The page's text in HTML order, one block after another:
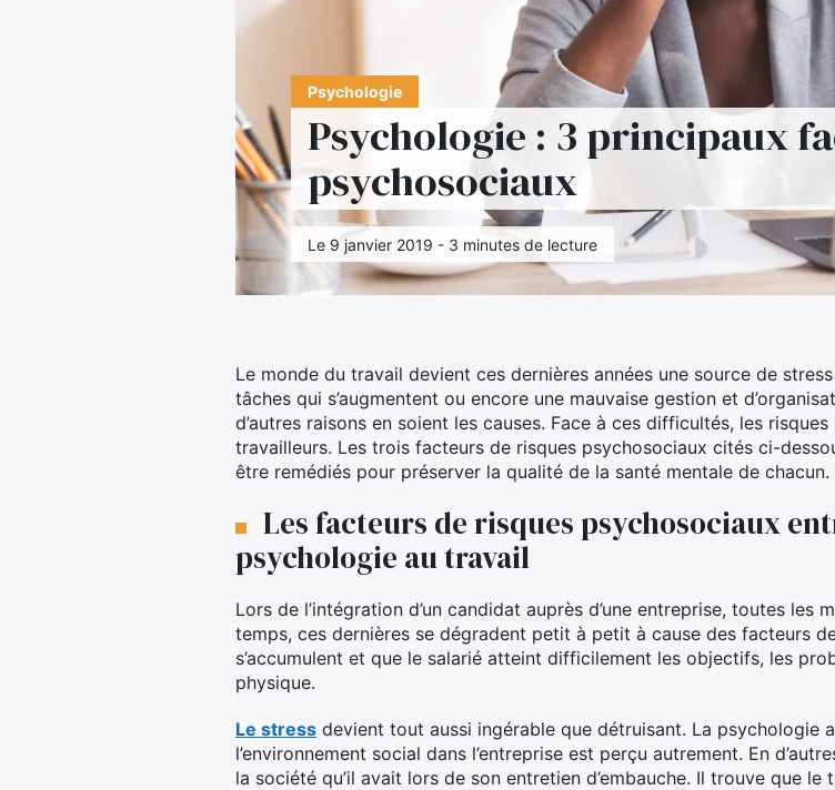
Psychologie
Psychologie : 3 principaux
psychosociaux
Le 9 janvier 2019 - 3 minutes de lecture
Le monde du travail devient ces dernières années une source de
tâches qui s’augmentent ou encore une mauvaise gestion et
d’autres raisons en soient les causes. Face à ces difficultés, les
travailleurs. Les trois facteurs de risques psychosociaux cités ci-
être remédiés pour préserver la qualité de la santé mentale de chacun.
Les facteurs de risques psychosociaux
psychologie au travail
Lors de l’intégration d’un candidat auprès d’une entreprise, toutes
temps, ces dernières se dégradent petit à petit à cause des facteurs
s’accumulent et que le salarié atteint difficilement les objectifs, les
physique.
Le stress devient tout aussi ingérable que détruisant. La psychologie
l’environnement social dans l’entreprise est perçu autrement. En
la société qu’il avait lors de son entretien d’embauche. Il trouve que